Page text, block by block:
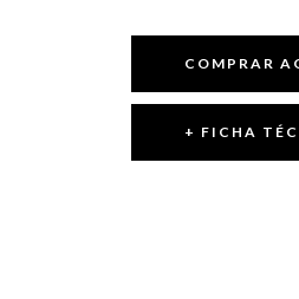
COMPRAR
+ FICHA